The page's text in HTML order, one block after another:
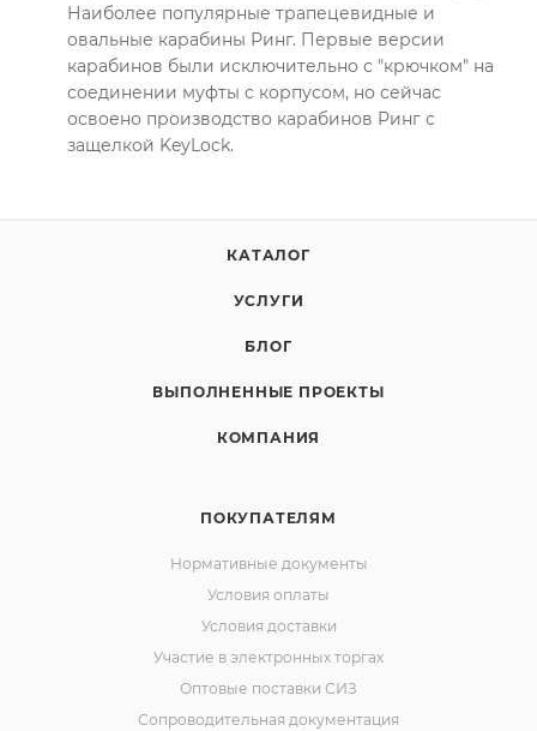
Наиболее популярные трапецевидные и
овальные карабины Ринг. Первые версии
карабинов были исключительно с "крючком" на
соединении муфты с корпусом, но сейчас
освоено производство карабинов Ринг с
защелкой KeyLock.
КАТАЛОГ
УСЛУГИ
БЛОГ
ВЫПОЛНЕННЫЕ ПРОЕКТЫ
КОМПАНИЯ
ПОКУПАТЕЛЯМ
Нормативные документы
Условия оплаты
Условия доставки
Участие в электронных торгах
Оптовые поставки СИЗ
Сопроводительная документация